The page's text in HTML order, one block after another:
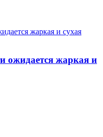
ожидается жаркая и